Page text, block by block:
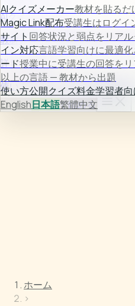
AIクイズメーカー
教材入力から問題生成まで自動
詳しく見る →
使い方公開クイズ料金学習者向
ログイン無料で始める
AIクイズメーカー教材を貼るだ
Magic Link配布受講生はログイ
サイト 回答状況と弱点をリア
イン対応言語学習向けに最適
ード授業中に受講生の回答を
以上の言語 — 教材から出題
使い方公開クイズ料金学習者向
English日本語繁體中文
ホーム
›